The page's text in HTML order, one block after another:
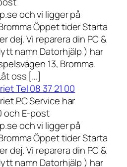
och vi ligger på
Öppet tider Starta
dej. Vi reparera din PC &
namn Datorhjälp ) har
13, Bromma.
oss […]
Tel 08 37 21 00
PC Service har
och E-post
och vi ligger på
Öppet tider Starta
dej. Vi reparera din PC &
namn Datorhjälp ) har